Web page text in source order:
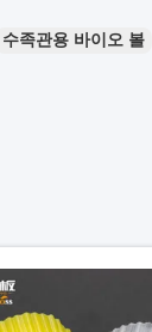
수족관용 바이오 볼